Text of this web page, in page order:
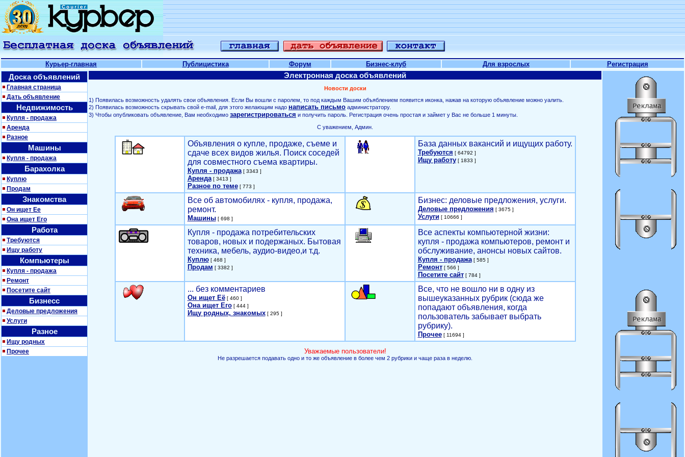
Курьер-главная Публицистика Форум Бизнес-клуб Для взрослых Регистрация
Доска объявлений
Главная страница
Дать объявление
Недвижимость
Купля - продажа
Аренда
Разное
Машины
Купля - продажа
Барахолка
Куплю
Продам
Знакомства
Он ищет Ее
Она ищет Его
Работа
Требуются
Ищу работу
Компьютеры
Купля - продажа
Ремонт
Посетите сайт
Бизнесс
Деловые предложения
Услуги
Разное
Ищу родных
Прочее
Электронная доска объявлений
Новости доски
1) Появилась возможность удалять свои объявления. Если Вы вошли с паролем, то под каждым Вашим объяблением появится иконка, нажав на которую объявление можно уалить.
2) Появилась возможность скрывать свой е-mail, для этого желающим надо написать письмо администратору.
3) Чтобы опубликовать объявление, Вам необходимо зарегистрироваться и получить пароль. Регистрация очень простая и займет у Вас не больше 1 минуты.
С уважением, Админ.
Объявления о купле, продаже, съеме и
сдаче всех видов жилья. Поиск соседей
для совместного съема квартиры.
Купля - продажа[ 3343 ]
Аренда[ 3413 ]
Разное по теме[ 773 ]
База данных вакансий и ищущих работу.
Требуются [ 64792 ]
Ищу работу[ 1833 ]
Все об автомобилях - купля, продажа,
ремонт.
Машины[ 698 ]
Бизнес: деловые предложения, услуги.
Деловые предложения [ 3675 ]
Услуги[ 10666 ]
Купля - продажа потребительских
товаров, новых и подержаных. Бытовая
техника, мебель, аудио-видео,и т.д.
Куплю[ 468 ]
Продам [ 3382 ]
Все аспекты компьютерной жизни:
купля - продажа компьютеров, ремонт и
обслуживание, анонсы новых сайтов.
Купля - продажа[ 585 ]
Ремонт[ 566 ]
Посетите сайт[ 784 ]
... без комментариев
Он ищет Её[ 460 ]
Она ищет Его[ 444 ]
Ищу родных, знакомых[ 295 ]
Все, что не вошло ни в одну из
вышеуказанных рубрик (сюда же
попадают объявления, когда
пользователь забывает выбрать
рубрику).
Прочее[ 11694 ]
Уважаемые пользователи!
Не разрешается подавать одно и то же объявление в более чем 2 рубрики и чаще раза в неделю.